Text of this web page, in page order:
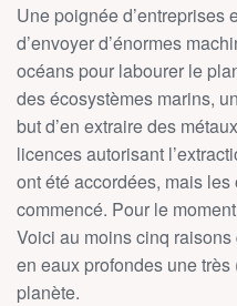
Une poignée d’entreprises
d’envoyer d’énormes
océans pour labourer le
des écosystèmes marins,
but d’en extraire des
licences autorisant
ont été accordées, mais les
commencé. Pour le
Voici au moins cinq
en eaux profondes une
planète.